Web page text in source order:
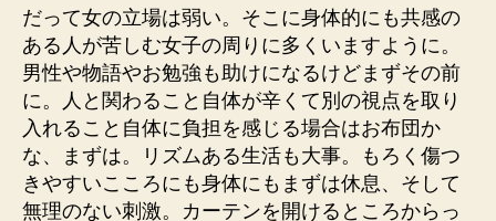
だって女の立場は弱い。そこに身体的にも共感の
ある人が苦しむ女子の周りに多くいますように。
男性や物語やお勉強も助けになるけどまずその前
に。人と関わること自体が辛くて別の視点を取り
入れること自体に負担を感じる場合はお布団か
な、まずは。リズムある生活も大事。もろく傷つ
きやすいこころにも身体にもまずは休息、そして
無理のない刺激。カーテンを開けるところからっ